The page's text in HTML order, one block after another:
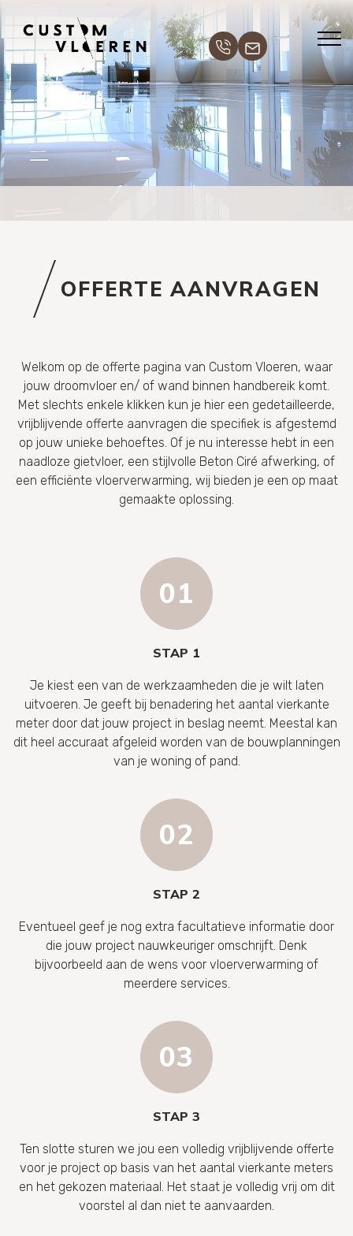
OFFERTE AANVRAGEN
Welkom op de offerte pagina van Custom Vloeren, waar
jouw droomvloer en/ of wand binnen handbereik komt.
Met slechts enkele klikken kun je hier een gedetailleerde,
vrijblijvende offerte aanvragen die specifiek is afgestemd
op jouw unieke behoeftes. Of je nu interesse hebt in een
naadloze gietvloer, een stijlvolle Beton Ciré afwerking, of
een efficiënte vloerverwarming, wij bieden je een op maat
gemaakte oplossing.
STAP 1
Je kiest een van de werkzaamheden die je wilt laten
uitvoeren. Je geeft bij benadering het aantal vierkante
meter door dat jouw project in beslag neemt. Meestal kan
dit heel accuraat afgeleid worden van de bouwplanningen
van je woning of pand.
STAP 2
Eventueel geef je nog extra facultatieve informatie door
die jouw project nauwkeuriger omschrijft. Denk
bijvoorbeeld aan de wens voor vloerverwarming of
meerdere services.
STAP 3
Ten slotte sturen we jou een volledig vrijblijvende offerte
voor je project op basis van het aantal vierkante meters
en het gekozen materiaal. Het staat je volledig vrij om dit
voorstel al dan niet te aanvaarden.